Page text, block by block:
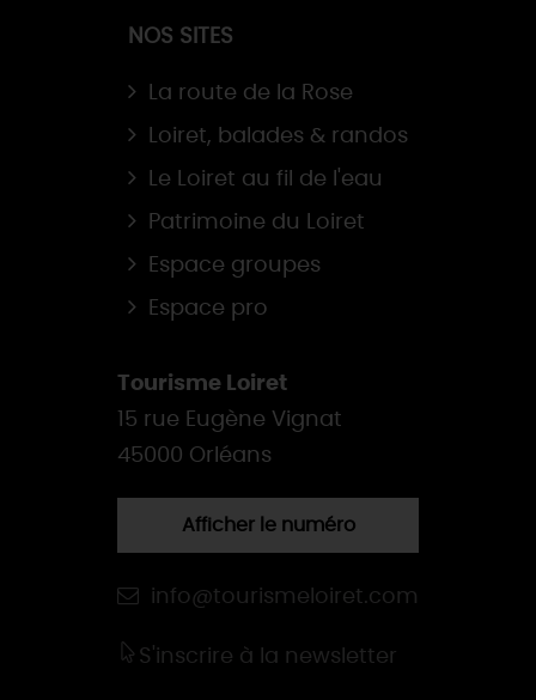
NOS SITES
La route de la Rose
Loiret, balades & randos
Le Loiret au fil de l'eau
Patrimoine du Loiret
Espace groupes
Espace pro
Tourisme Loiret
15 rue Eugène Vignat
45000 Orléans
Afficher le numéro
info@tourismeloiret.com
S'inscrire à la newsletter